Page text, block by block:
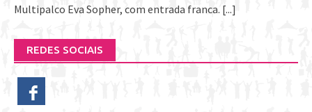
Multipalco Eva Sopher, com entrada franca. [...]
REDES SOCIAIS